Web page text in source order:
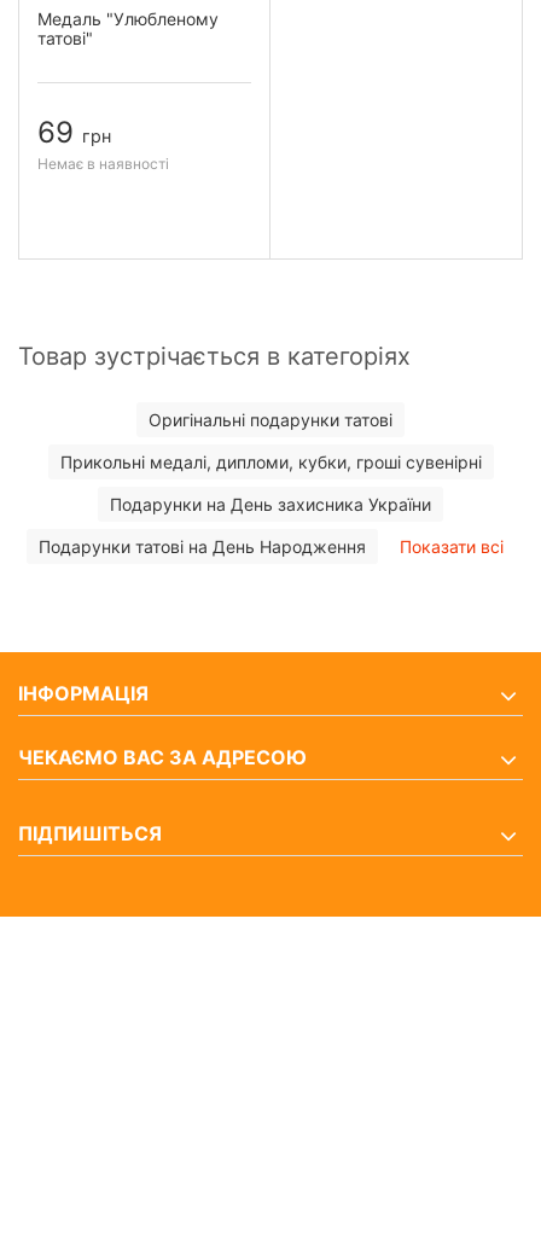
Медаль "Улюбленому
татові"
69 грн
Немає в наявності
Товар зустрічається в категоріях
Оригінальні подарунки татові
Прикольні медалі, дипломи, кубки, гроші сувенірні
Подарунки на День захисника України
Подарунки татові на День Народження Показати всі
ІНФОРМАЦІЯ
ЧЕКАЄМО ВАС ЗА АДРЕСОЮ
ПІДПИШІТЬСЯ